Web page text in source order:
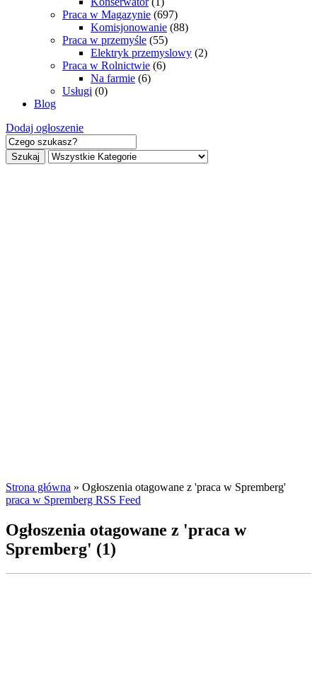
Praca w Magazynie (697)
Komisjonowanie (88)
Praca w przemyśle (55)
Elektryk przemyslowy (2)
Praca w Rolnictwie (6)
Na farmie (6)
Usługi (0)
Blog
Dodaj ogłoszenie
Szukaj
Strona główna » Ogłoszenia otagowane z 'praca w Spremberg'
praca w Spremberg RSS Feed
Ogłoszenia otagowane z 'praca w
Spremberg' (1)